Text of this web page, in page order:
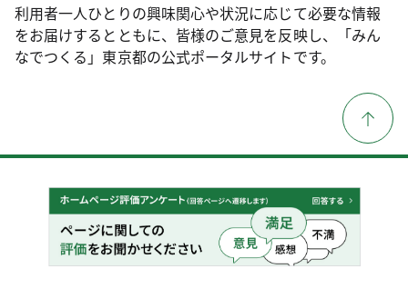
利用者一人ひとりの興味関心や状況に応じて必要な情報
をお届けするとともに、皆様のご意見を反映し、「みん
なでつくる」東京都の公式ポータルサイトです。